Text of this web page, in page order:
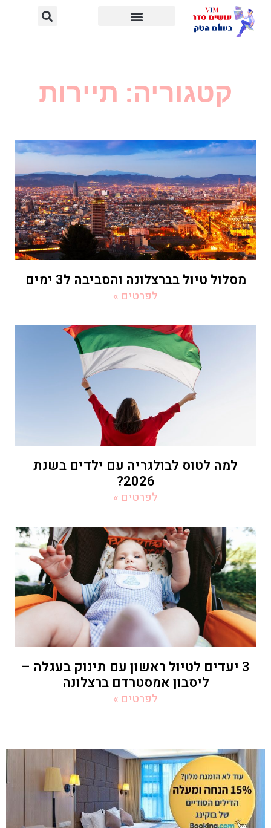
קטגוריה: תיירות
מסלול טיול בברצלונה והסביבה ל3 ימים
לפרטים »
למה לטוס לבולגריה עם ילדים בשנת
2026?
לפרטים »
3 יעדים לטיול ראשון עם תינוק בעגלה –
ליסבון אמסטרדם ברצלונה
לפרטים »